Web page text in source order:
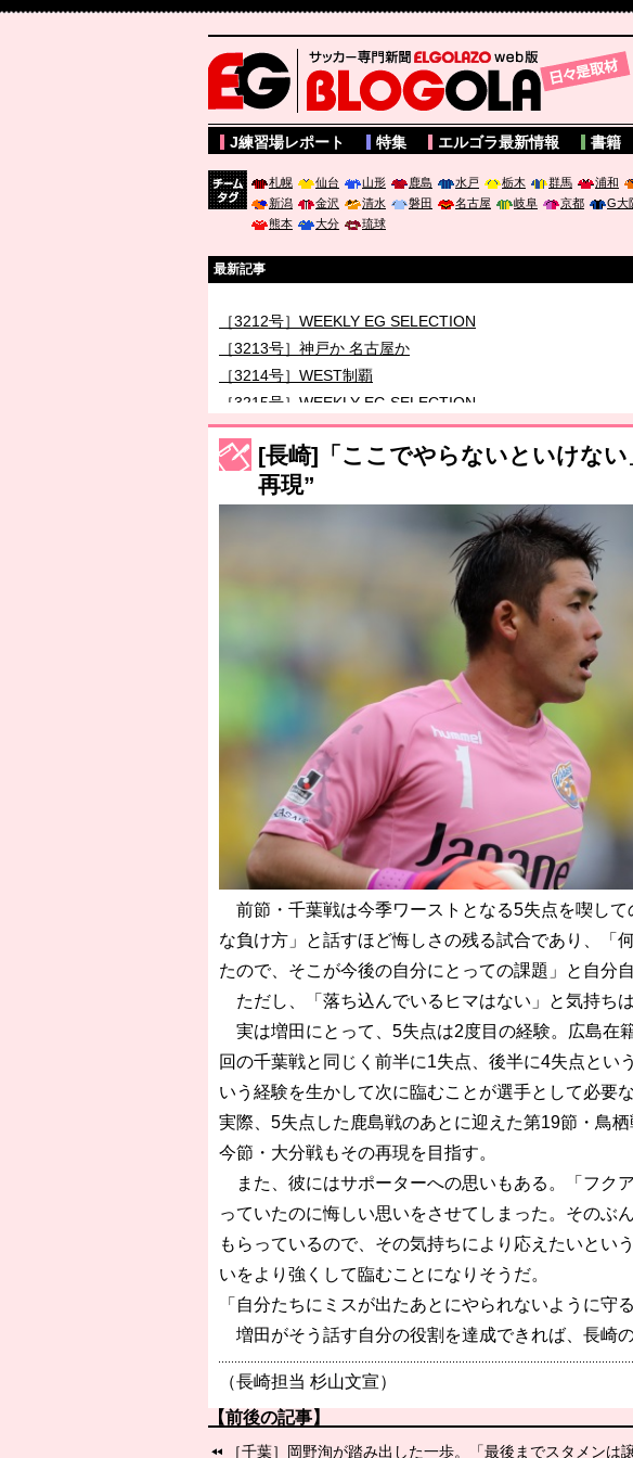
サッカー専門新聞ELGOLAZO web版 BLOGOLA
J練習場レポート 特集 エルゴラ最新情報 書籍
札幌 仙台 山形 鹿島 水戸 栃木 群馬 浦和
新潟
金沢 清水 磐田 名古屋 岐阜 京都 G大
熊本
大分 琉球
最新記事
［3212号］WEEKLY EG SELECTION
［3213号］神戸か 名古屋か
［3214号］WEST制覇
［3215号］WEEKLY EG SELECTION
［3216号］行く末占うラストワン
［3217号］最高の景色へ出国
［3218号］WEEKLY EG SELECTION
［3219号］特別な覇者へ 大逆転か連破か
［3220号］伝説の王者、黄金のシャーレ
[長崎]「ここでやらないといけな
再現”
前節・千葉戦は今季ワーストとなる5失点を喫し
な負け方」と話すほど悔しさの残る試合であり、「
たので、そこが今後の自分にとっての課題」と自分
ただし、「落ち込んでいるヒマはない」と気持ちは
実は増田にとって、5失点は2度目の経験。広島在
回の千葉戦と同じく前半に1失点、後半に4失点とい
いう経験を生かして次に臨むことが選手として必要
実際、5失点した鹿島戦のあとに迎えた第19節・鳥
今節・大分戦もその再現を目指す。
また、彼にはサポーターへの思いもある。「フク
っていたのに悔しい思いをさせてしまった。そのぶ
もらっているので、その気持ちにより応えたいとい
いをより強くして臨むことになりそうだ。
「自分たちにミスが出たあとにやられないように守
増田がそう話す自分の役割を達成できれば、長崎
（長崎担当 杉山文宣）
【前後の記事】
［千葉］岡野洵が踏み出した一歩。「最後までスタメンは